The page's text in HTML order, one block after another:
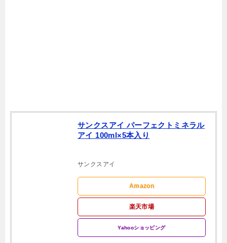
サンクスアイ パーフェクトミネラル
アイ 100ml×5本入り
サンクスアイ
Amazon
楽天市場
Yahooショッピング